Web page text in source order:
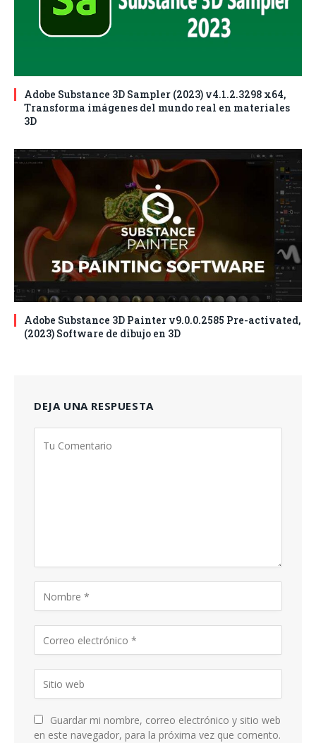
Adobe Substance 3D Sampler (2023) v4.1.2.3298 x64,
Transforma imágenes del mundo real en materiales
3D
Adobe Substance 3D Painter v9.0.0.2585 Pre-activated,
(2023) Software de dibujo en 3D
DEJA UNA RESPUESTA
Guardar mi nombre, correo electrónico y sitio web
en este navegador, para la próxima vez que comento.